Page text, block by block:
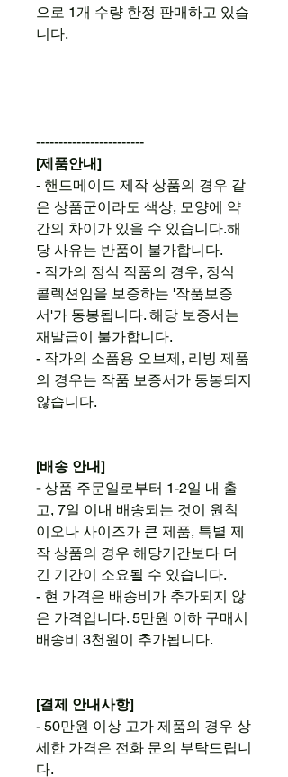
으로 1개 수량 한정 판매하고 있습
니다.
------------------------
[제품안내]
- 핸드메이드 제작 상품의 경우 같
은 상품군이라도 색상, 모양에 약
간의 차이가 있을 수 있습니다.해
당 사유는 반품이 불가합니다.
- 작가의 정식 작품의 경우, 정식
콜렉션임을 보증하는 '작품보증
서'가 동봉됩니다. 해당 보증서는
재발급이 불가합니다.
- 작가의 소품용 오브제, 리빙 제품
의 경우는 작품 보증서가 동봉되지
않습니다.
[배송 안내]
-상품 주문일로부터 1-2일 내 출
고, 7일 이내 배송되는 것이 원칙
이오나 사이즈가 큰 제품, 특별 제
작 상품의 경우 해당기간보다 더
긴 기간이 소요될 수 있습니다.
- 현 가격은 배송비가 추가되지 않
은 가격입니다. 5만원 이하 구매시
배송비 3천원이 추가됩니다.
[결제 안내사항]
- 50만원 이상 고가 제품의 경우 상
세한 가격은 전화 문의 부탁드립니
다.